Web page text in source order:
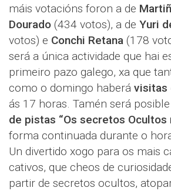
máis votacións foron a de
Dourado (434 votos), a de Yuri
votos) e Conchi Retana (178
será a única actividade que hai
primeiro pazo galego, xa que
como o domingo haberá visitas
ás 17 horas. Tamén será
de pistas “Os secretos Ocultos
forma continuada durante o
Un divertido xogo para os mais
cativos, que cheos de
partir de secretos ocultos,